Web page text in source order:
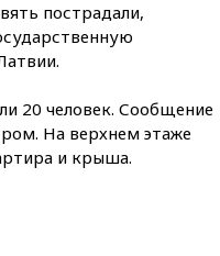
пострадали,
20 человек. Сообщение
На верхнем этаже
и крыша.